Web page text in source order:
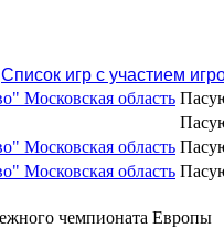
Список игр с участием
Московская область
Московская область
Московская область
чемпионата Европы